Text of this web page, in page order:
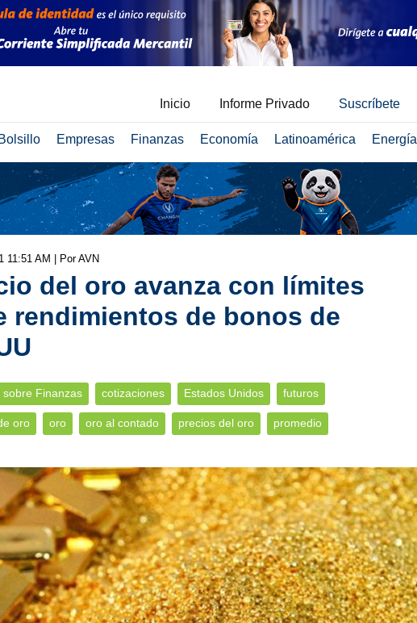
Inicio Informe Privado Suscríbete
Empresas Finanzas Economía Latinoamérica Energía
11:51 AM | Por AVN
del oro avanza con límites
rendimientos de bonos de
sobre Finanzas cotizaciones Estados Unidos futuros
oro oro oro al contado precios del oro promedio